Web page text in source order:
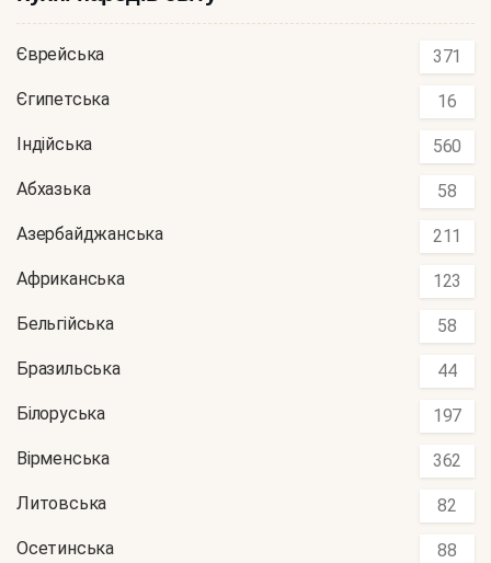
Єврейська 371
Єгипетська 16
Індійська 560
Абхазька 58
Азербайджанська 211
Африканська 123
Бельгійська 58
Бразильська 44
Білоруська 197
Вірменська 362
Литовська 82
Осетинська 88